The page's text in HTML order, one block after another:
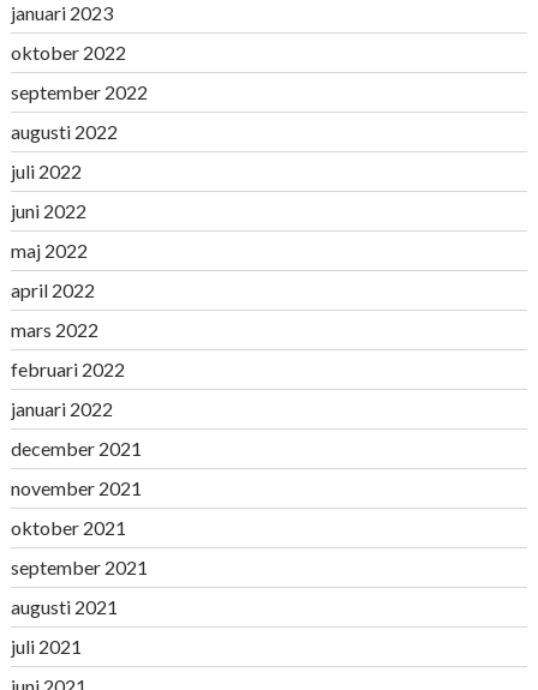
januari 2023
oktober 2022
september 2022
augusti 2022
juli 2022
juni 2022
maj 2022
april 2022
mars 2022
februari 2022
januari 2022
december 2021
november 2021
oktober 2021
september 2021
augusti 2021
juli 2021